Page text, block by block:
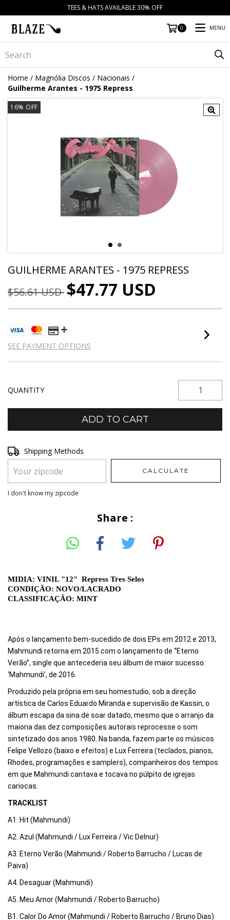
TEES & HATS AVAILABLE 30% OFF
0 MENU
Home / Magnólia Discos / Nacionais /
Guilherme Arantes - 1975 Repress
16% OFF
GUILHERME ARANTES - 1975 REPRESS
$56.61 USD $47.77 USD
SEE PAYMENT OPTIONS
QUANTITY
Shipping for zipcode:
Shipping Methods
CALCULATE
I don't know my zipcode
Share :
MIDIA: VINIL "12" Repress Tres Selos
CONDIÇÃO: NOVO/LACRADO
CLASSIFICAÇÃO: MINT
Após o lançamento bem-sucedido de dois EPs em 2012 e 2013,
Mahmundi retorna em 2015 com o lançamento de “Eterno
Verão”, single que antecederia seu álbum de maior sucesso:
‘Mahmundi’, de 2016.
Produzido pela própria em seu homestudio, sob a direção
artística de Carlos Eduardo Miranda e supervisão de Kassin, o
álbum escapa da sina de soar datado, mesmo que o arranjo da
maioria das dez composições autorais reprocesse o som
sintetizado dos anos 1980. Na banda, fazem parte os músicos
Felipe Vellozo (baixo e efeitos) e Lux Ferreira (teclados, pianos,
Rhodes, programações e samplers), companheiros dos tempos
em que Mahmundi cantava e tocava no púlpito de igrejas
cariocas.
TRACKLIST
A1. Hit (Mahmundi)
A2. Azul (Mahmundi / Lux Ferreira / Vic Delnur)
A3. Eterno Verão (Mahmundi / Roberto Barrucho / Lucas de
Paiva)
A4. Desaguar (Mahmundi)
A5. Meu Amor (Mahmundi / Roberto Barrucho)
B1. Calor Do Amor (Mahmundi / Roberto Barrucho / Bruno Dias)